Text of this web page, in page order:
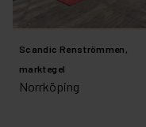
Scandic Renströmmen,
marktegel
Norrköping